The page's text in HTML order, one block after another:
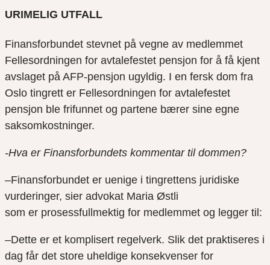
URIMELIG UTFALL
Finansforbundet stevnet på vegne av medlemmet
Fellesordningen for avtalefestet pensjon for å få kjent
avslaget på AFP-pensjon ugyldig. I en fersk dom fra
Oslo tingrett er Fellesordningen for avtalefestet
pensjon ble frifunnet og partene bærer sine egne
saksomkostninger.
-Hva er Finansforbundets kommentar til dommen?
–Finansforbundet er uenige i tingrettens juridiske
vurderinger, sier advokat Maria Østli
som er prosessfullmektig for medlemmet og legger til:
–Dette er et komplisert regelverk. Slik det praktiseres i
dag får det store uheldige konsekvenser for